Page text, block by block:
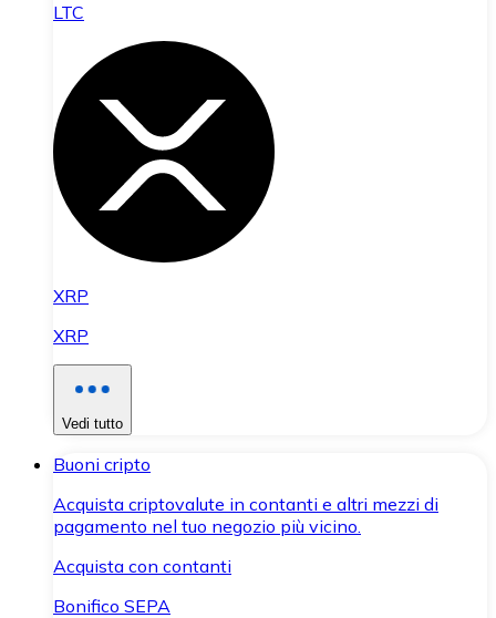
LTC
XRP
XRP
Vedi tutto
Buoni cripto
Acquista criptovalute in contanti e altri mezzi di
pagamento nel tuo negozio più vicino.
Acquista con contanti
Bonifico SEPA